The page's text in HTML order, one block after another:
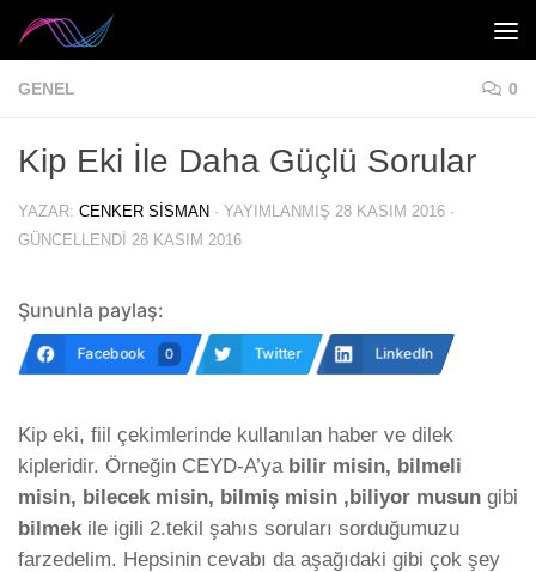
Skip to content
GENEL 0
Kip Eki İle Daha Güçlü Sorular
YAZAR: CENKER SISMAN · YAYIMLANMIŞ 28 KASIM 2016 ·
GÜNCELLENDI 28 KASIM 2016
Şununla paylaş:
Facebook 0 Twitter LinkedIn
Kip eki, fiil çekimlerinde kullanılan haber ve dilek
kipleridir. Örneğin CEYD-A’ya bilir misin, bilmeli
misin, bilecek misin, bilmiş misin ,biliyor musun gibi
bilmekile igili 2.tekil şahıs soruları sorduğumuzu
farzedelim. Hepsinin cevabı da aşağıdaki gibi çok şey